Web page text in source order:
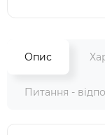
Опис
Питання -